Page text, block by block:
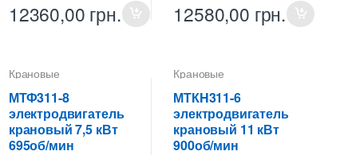
12360,00 грн. 12580,00 грн.
Крановые
электродвигатели
МТФ311-8
электродвигатель
крановый 7,5 кВт
695об/мин
Крановые
электродвигатели
МТКH311-6
электродвигатель
крановый 11 кВт
900об/мин